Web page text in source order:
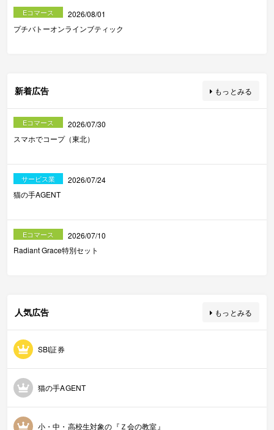
Eコマース
2026/08/01
プチバトーオンラインブティック
新着広告 もっとみる
Eコマース
2026/07/30
スマホでコープ（東北）
サービス業
2026/07/24
猫の手AGENT
Eコマース
2026/07/10
Radiant Grace特別セット
人気広告 もっとみる
SBI証券
猫の手AGENT
小・中・高校生対象の『Ｚ会の教室』